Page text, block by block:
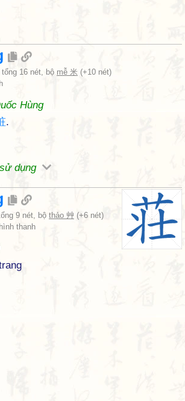
tổng 16 nét, bộ mễ 米 (+10 nét)
Hùng
.
dụng
9 nét, bộ thảo 艸 (+6 nét)
thanh